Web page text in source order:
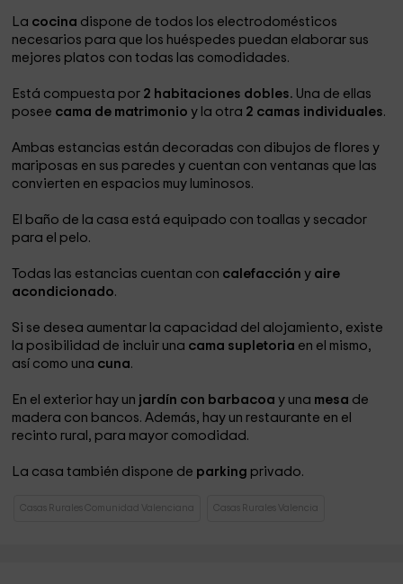
La cocina dispone de todos los electrodomésticos
necesarios para que los huéspedes puedan elaborar sus
mejores platos con todas las comodidades.
Está compuesta por 2 habitaciones dobles. Una de ellas
posee cama de matrimonio y la otra 2 camas individuales.
Ambas estancias están decoradas con dibujos de flores y
mariposas en sus paredes y cuentan con ventanas que las
convierten en espacios muy luminosos.
El baño de la casa está equipado con toallas y secador
para el pelo.
Todas las estancias cuentan con calefacción y aire
acondicionado.
Si se desea aumentar la capacidad del alojamiento, existe
la posibilidad de incluir una cama supletoria en el mismo,
así como una cuna.
En el exterior hay un jardín con barbacoa y una mesa de
madera con bancos. Además, hay un restaurante en el
recinto rural, para mayor comodidad.
La casa también dispone de parking privado.
Casas Rurales Comunidad Valenciana Casas Rurales Valencia